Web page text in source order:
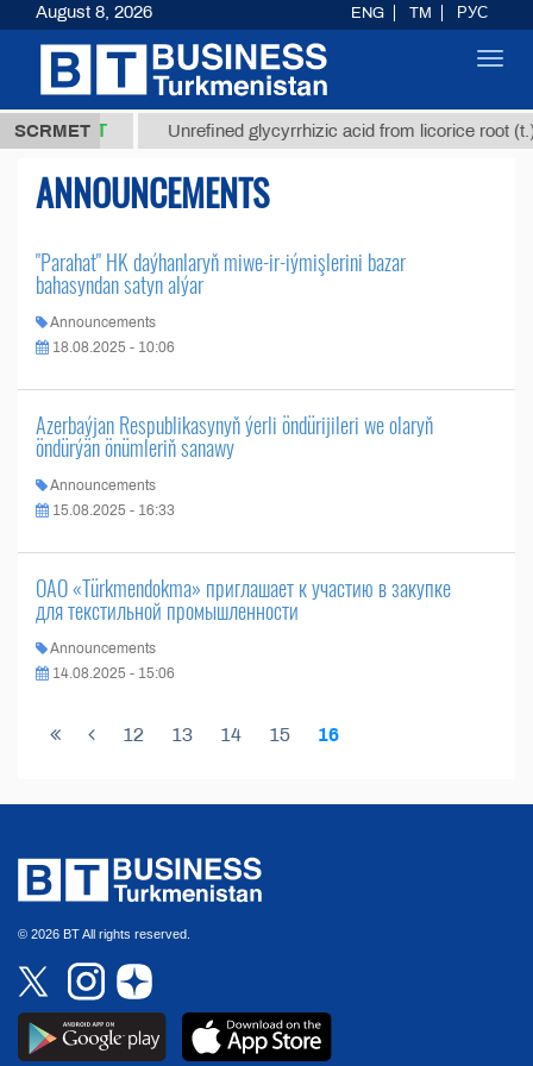
SCRMET
37,8 ТМТ Unrefined glycyrrhizic acid from licorice root
ANNOUNCEMENTS
"Parahat" HK daýhanlaryň miwe-ir-iýmişlerini bazar
bahasyndan satyn alýar
Announcements
18.08.2025 - 10:06
Azerbaýjan Respublikasynyň ýerli öndürijileri we olaryň
öndürýän önümleriň sanawy
Announcements
15.08.2025 - 16:33
ОАО «Türkmendokma» приглашает к участию в закупке
для текстильной промышленности
Announcements
14.08.2025 - 15:06
12 13 14 15 16
© 2026 BT All rights reserved.
August 8, 2026 ENG TM РУС